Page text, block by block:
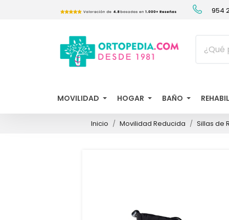
954
MOVILIDAD HOGAR BAÑO
Inicio Movilidad Reducida Sillas de